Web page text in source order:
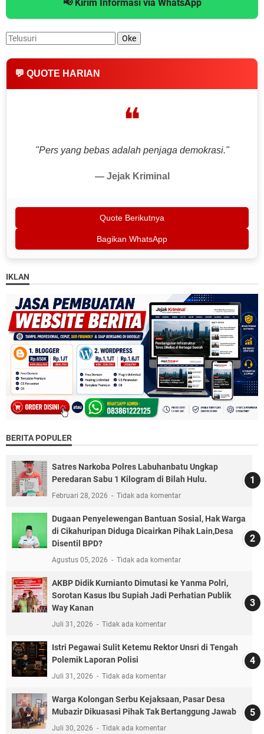
📢 Kirim Informasi via WhatsApp
💬 QUOTE HARIAN
❝
"Pers yang bebas adalah penjaga demokrasi."
— Jejak Kriminal
Quote Berikutnya
Bagikan WhatsApp
IKLAN
BERITA POPULER
Satres Narkoba Polres Labuhanbatu Ungkap
Peredaran Sabu 1 Kilogram di Bilah Hulu.
Februari 28, 2026 Tidak ada komentar
Dugaan Penyelewengan Bantuan Sosial, Hak Warga
di Cikahuripan Diduga Dicairkan Pihak Lain,Desa
Disentil BPD?
Agustus 05, 2026 Tidak ada komentar
AKBP Didik Kurnianto Dimutasi ke Yanma Polri,
Sorotan Kasus Ibu Supiah Jadi Perhatian Publik
Way Kanan
Juli 31, 2026 Tidak ada komentar
Istri Pegawai Sulit Ketemu Rektor Unsri di Tengah
Polemik Laporan Polisi
Juli 31, 2026 Tidak ada komentar
Warga Kolongan Serbu Kejaksaan, Pasar Desa
Mubazir Dikuasasi Pihak Tak Bertanggung Jawab
Juli 30, 2026 Tidak ada komentar